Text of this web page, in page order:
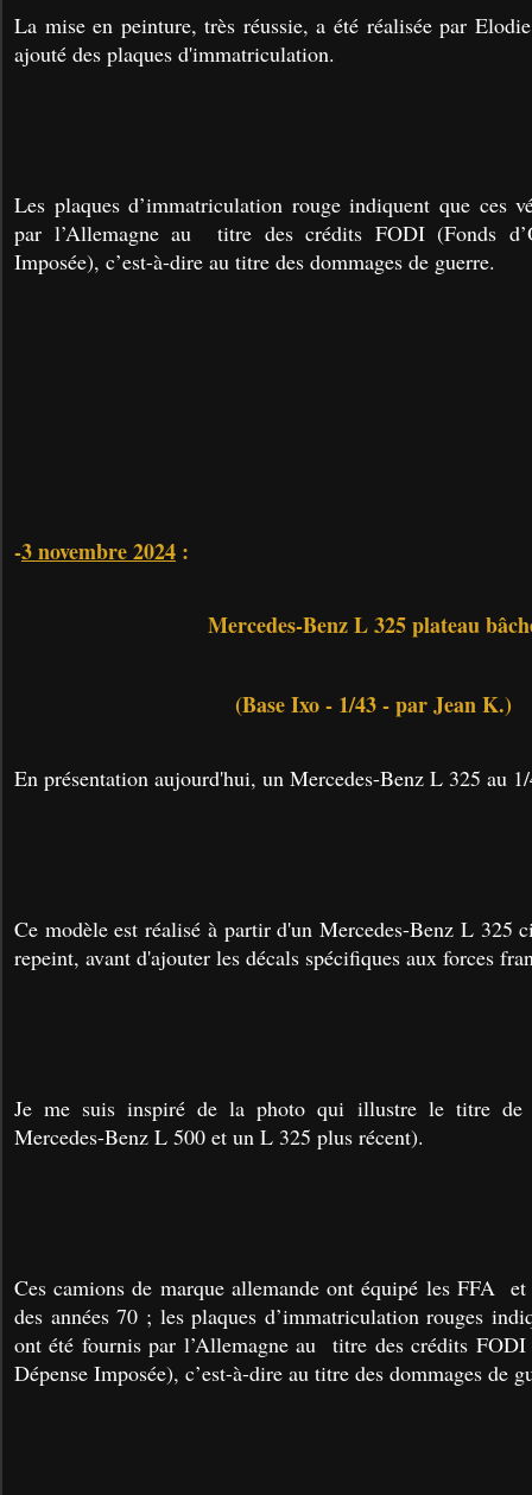
La mise en peinture, très réussie, a été réalisée par
ajouté des plaques d'immatriculation.
Les plaques d’immatriculation rouge indiquent que ces
par l’Allemagne au titre des crédits FODI (Fonds
Imposée), c’est-à-dire au titre des dommages de guerre.
-3 novembre 2024 :
Mercedes-Benz L 325 plateau
(Base Ixo - 1/43 - par Jean K.)
En présentation aujourd'hui, un Mercedes-Benz L 325 au
Ce modèle est réalisé à partir d'un Mercedes-Benz L 325
repeint, avant d'ajouter les décals spécifiques aux forces
Je me suis inspiré de la photo qui illustre le titre de
Mercedes-Benz L 500 et un L 325 plus récent).
Ces camions de marque allemande ont équipé les FFA
des années 70 ; les plaques d’immatriculation rouges
ont été fournis par l’Allemagne au titre des crédits FODI
Dépense Imposée), c’est-à-dire au titre des dommages de